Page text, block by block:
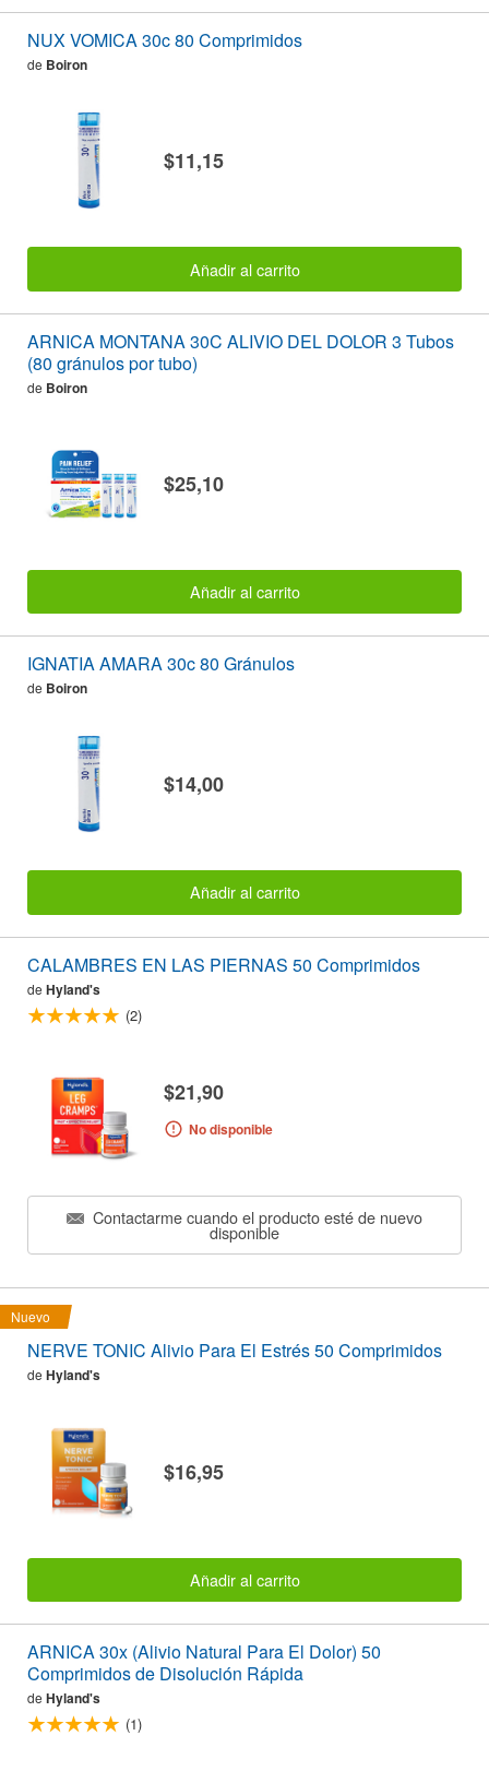
NUX VOMICA 30c 80 Comprimidos
de Boiron
$11,15
Añadir al carrito
ARNICA MONTANA 30C ALIVIO DEL DOLOR 3 Tubos
(80 gránulos por tubo)
de Boiron
$25,10
Añadir al carrito
IGNATIA AMARA 30c 80 Gránulos
de Boiron
$14,00
Añadir al carrito
CALAMBRES EN LAS PIERNAS 50 Comprimidos
de Hyland's
(2)
$21,90
No disponible
Contactarme cuando el producto esté de nuevo
disponible
Nuevo
NERVE TONIC Alivio Para El Estrés 50 Comprimidos
de Hyland's
$16,95
Añadir al carrito
ARNICA 30x (Alivio Natural Para El Dolor) 50
Comprimidos de Disolución Rápida
de Hyland's
(1)